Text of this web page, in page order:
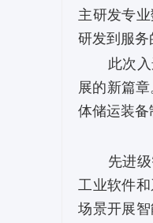
主研发专
研发到服务
此次入选
展的新篇
体储运装备
先进级智
工业软件
场景开展